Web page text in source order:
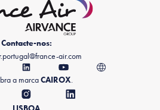
Contacte-nos:
air.com
a marcaCAIROX.